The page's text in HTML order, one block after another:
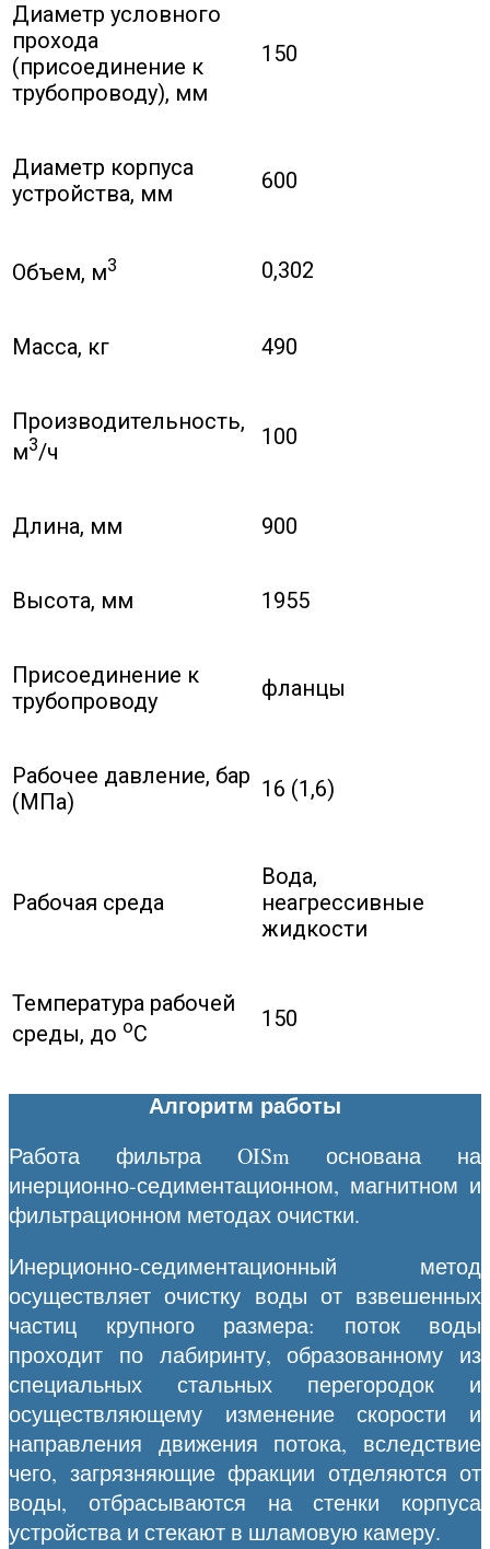
Диаметр условного
прохода
(присоединение к
трубопроводу), мм
150
Диаметр корпуса
устройства, мм
600
Объем, м3 0,302
Масса, кг 490
Производительность,
м3/ч
100
Длина, мм 900
Высота, мм 1955
Присоединение к
трубопроводу
фланцы
Рабочее давление, бар
(МПа)
16 (1,6)
Рабочая среда
Вода,
неагрессивные
жидкости
Температура рабочей
среды, до oC
150
Алгоритм работы
Работа фильтра OISm основана на
инерционно-седиментационном, магнитном и
фильтрационном методах очистки.
Инерционно-седиментационный метод
осуществляет очистку воды от взвешенных
частиц крупного размера: поток воды
проходит по лабиринту, образованному из
специальных стальных перегородок и
осуществляющему изменение скорости и
направления движения потока, вследствие
чего, загрязняющие фракции отделяются от
воды, отбрасываются на стенки корпуса
устройства и стекают в шламовую камеру.